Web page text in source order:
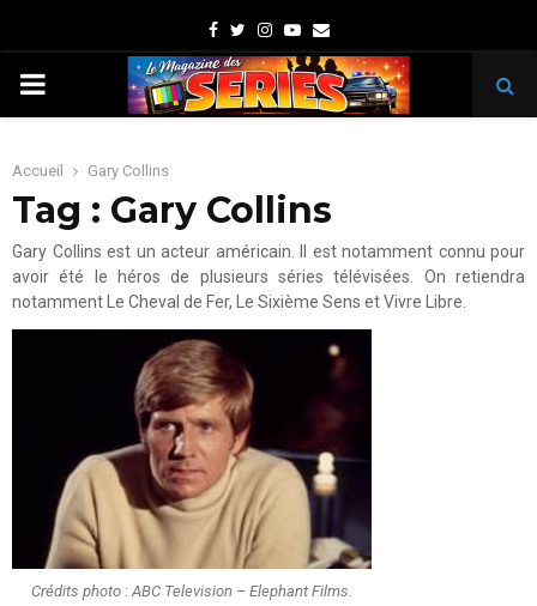
Facebook
TwitterInstagram
Youtube
Email
PRIMARY
Accueil Gary Collins
Tag : Gary Collins
Gary Collins est un acteur américain. Il est notamment connu pour
avoir été le héros de plusieurs séries télévisées. On retiendra
notamment Le Cheval de Fer, Le Sixième Sens et Vivre Libre.
Crédits photo : ABC Television – Elephant Films.